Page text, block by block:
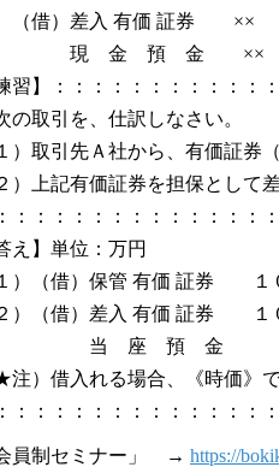
借）差入 有価 証券 ××
金 預 金
習】：：：：：：：：：：：
取引を、仕訳しなさい。
）取引先Ａ社から、有価証券
）上記有価証券を担保として
：：：：：：：：：：：：：
え】単位：万円
１）（借）保管 有価 証券
２）（借）差入 有価 証券
座 預 金
）借入れる場合、《時価》で
：：：：：：：：：：：：：
会員制セミナー」 → https://